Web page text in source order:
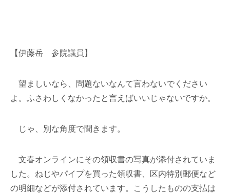
【伊藤岳 参院議員】
望ましいなら、問題ないなんて言わないでください
よ。ふさわしくなかったと言えばいいじゃないですか。
じゃ、別な角度で聞きます。
文春オンラインにその領収書の写真が添付されていま
した。ねじやパイプを買った領収書、区内特別郵便など
の明細などが添付されています。こうしたものの支払は